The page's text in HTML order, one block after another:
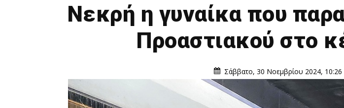
Νεκρή η γυναίκα που
Προαστιακού στο
Σάββατο, 30 Νοεμβρίου 2024, 10:26